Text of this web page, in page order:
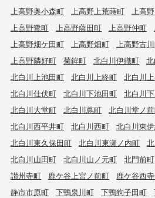
上高野奥小森町 上高野上荒蒔町 上高
上高野鷺町
上高野薩田町 上高野仲町
上高野畑ケ田町
上高野畑町 上高野古
上高野隣好町
菊鉾町 北白川伊織町
北白川上池田町
北白川上終町 北白川
北白川仕伏町
北白川下池田町 北白川
北白川大堂町
北白川蔦町 北白川堂ノ
北白川西平井町
北白川西町 北白川東
北白川東久保田町
北白川東瀬ノ内町
北白川山田町
北白川山ノ元町 北門前町
讃州寺町
鹿ケ谷上宮ノ前町 鹿ケ谷西
静市市原町
下鴨泉川町 下鴨狗子田町